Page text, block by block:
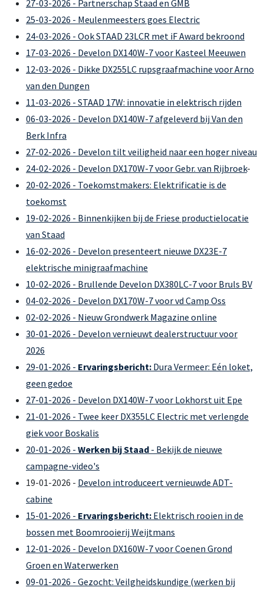
27-03-2026 - Partnerschap Staad en GMB
25-03-2026 - Meulenmeesters goes Electric
24-03-2026 - Ook STAAD 23LCR met iF Award bekroond
17-03-2026 - Develon DX140W-7 voor Kasteel Meeuwen
12-03-2026 - Dikke DX255LC rupsgraafmachine voor Arno
van den Dungen
11-03-2026 - STAAD 17W: innovatie in elektrisch rijden
06-03-2026 - Develon DX140W-7 afgeleverd bij Van den
Berk Infra
27-02-2026 - Develon tilt veiligheid naar een hoger niveau
24-02-2026 - Develon DX170W-7 voor Gebr. van Rijbroek-
20-02-2026 - Toekomstmakers: Elektrificatie is de
toekomst
19-02-2026 - Binnenkijken bij de Friese productielocatie
van Staad
16-02-2026 - Develon presenteert nieuwe DX23E-7
elektrische minigraafmachine
10-02-2026 - Brullende Develon DX380LC-7 voor Bruls BV
04-02-2026 - Develon DX170W-7 voor vd Camp Oss
02-02-2026 - Nieuw Grondwerk Magazine online
30-01-2026 - Develon vernieuwt dealerstructuur voor
2026
29-01-2026 - Ervaringsbericht: Dura Vermeer: Eén loket,
geen gedoe
27-01-2026 - Develon DX140W-7 voor Lokhorst uit Epe
21-01-2026 - Twee keer DX355LC Electric met verlengde
giek voor Boskalis
20-01-2026 - Werken bij Staad - Bekijk de nieuwe
campagne-video's
19-01-2026 - Develon introduceert vernieuwde ADT-
cabine
15-01-2026 - Ervaringsbericht: Elektrisch rooien in de
bossen met Boomrooierij Weijtmans
12-01-2026 - Develon DX160W-7 voor Coenen Grond
Groen en Waterwerken
09-01-2026 - Gezocht: Veilgheidskundige (werken bij